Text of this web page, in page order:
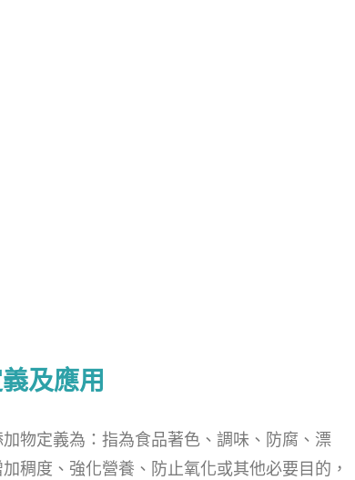
及應用
加物定義為：指為食品著色、調味、防腐、漂
稠度、強化營養、防止氧化或其他必要目的，